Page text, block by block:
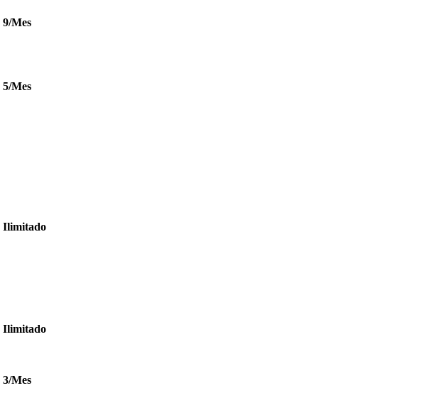
9/Mes
5/Mes
Ilimitado
Ilimitado
3/Mes